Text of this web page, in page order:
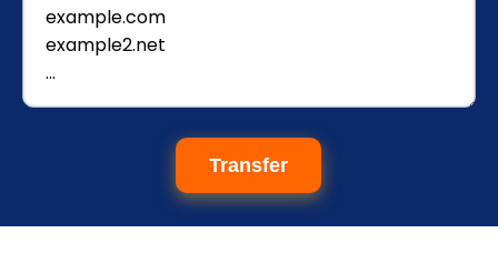
Transfer